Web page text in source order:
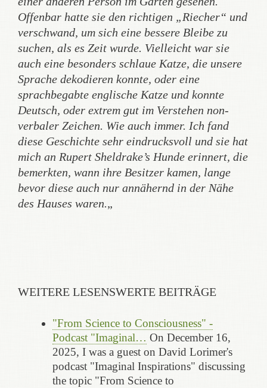
Offenbar hatte sie den richtigen „Riecher“ und
verschwand, um sich eine bessere Bleibe zu
suchen, als es Zeit wurde. Vielleicht war sie
auch eine besonders schlaue Katze, die unsere
Sprache dekodieren konnte, oder eine
sprachbegabte englische Katze und konnte
Deutsch, oder extrem gut im Verstehen non-
verbaler Zeichen. Wie auch immer. Ich fand
diese Geschichte sehr eindrucksvoll und sie hat
mich an Rupert Sheldrake’s Hunde erinnert, die
bemerkten, wann ihre Besitzer kamen, lange
bevor diese auch nur annähernd in der Nähe
des Hauses waren.„
WEITERE LESENSWERTE BEITRÄGE
"From Science to Consciousness" -
Podcast "Imaginal… On December 16,
2025, I was a guest on David Lorimer's
podcast "Imaginal Inspirations" discussing
the topic "From Science to